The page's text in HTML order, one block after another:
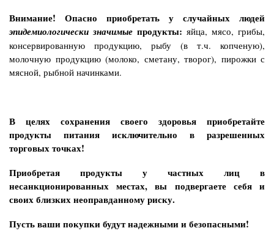
Внимание! Опасно приобретать у случайных людей
эпидемиологически значимые продукты: яйца, мясо, грибы,
консервированную продукцию, рыбу (в т.ч. копченую),
молочную продукцию (молоко, сметану, творог), пирожки с
мясной, рыбной начинками.
В целях сохранения своего здоровья
приобретайте
продукты питания исключительно в разрешенных
торговых точках!
Приобретая продукты у частных лиц в
несанкционированных местах, вы подвергаете себя и
своих близких неоправданному риску.
Пусть ваши покупки будут надежными и безопасными!